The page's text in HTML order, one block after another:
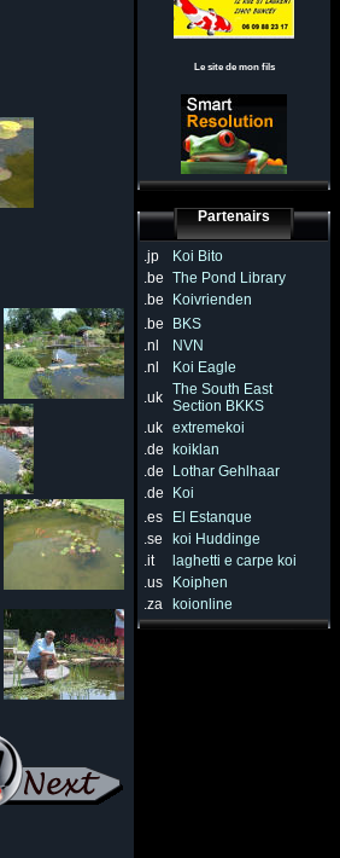
Le site de mon fils
Partenairs
.jp
Koi Bito
.be The Pond Library
.be
Koivrienden
.be
BKS
.nl
NVN
.nl
Koi Eagle
.uk The South East
Section BKKS
.uk extremekoi
.de
koiklan
.de
Lothar Gehlhaar
.de
Koi
.es
El Estanque
.se
koi Huddinge
.it
laghetti e carpe koi
.us
Koiphen
.za
koionline